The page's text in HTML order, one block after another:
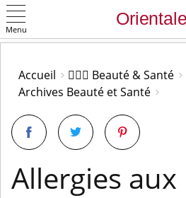
Menu
Accueil
👩🏻‍⚕️ Beauté & Santé
Archives Beauté et Santé
Allergies